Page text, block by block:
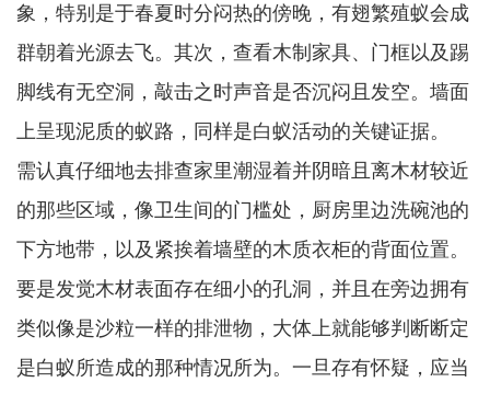
象，特别是于春夏时分闷热的傍晚，有翅繁殖蚁会成
群朝着光源去飞。其次，查看木制家具、门框以及踢
脚线有无空洞，敲击之时声音是否沉闷且发空。墙面
上呈现泥质的蚁路，同样是白蚁活动的关键证据。
需认真仔细地去排查家里潮湿着并阴暗且离木材较近
的那些区域，像卫生间的门槛处，厨房里边洗碗池的
下方地带，以及紧挨着墙壁的木质衣柜的背面位置。
要是发觉木材表面存在细小的孔洞，并且在旁边拥有
类似像是沙粒一样的排泄物，大体上就能够判断断定
是白蚁所造成的那种情况所为。一旦存有怀疑，应当